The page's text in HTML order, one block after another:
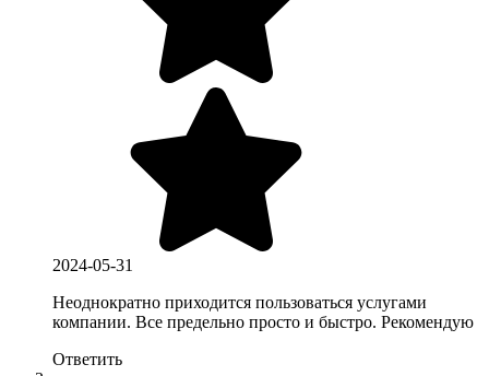
2024-05-31
Неоднократно приходится пользоваться услугами
компании. Все предельно просто и быстро. Рекомендую
Ответить